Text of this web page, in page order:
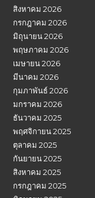
สิงหาคม 2026
กรกฎาคม 2026
มิถุนายน 2026
พฤษภาคม 2026
เมษายน 2026
มีนาคม 2026
กุมภาพันธ์ 2026
มกราคม 2026
ธันวาคม 2025
พฤศจิกายน 2025
ตุลาคม 2025
กันยายน 2025
สิงหาคม 2025
กรกฎาคม 2025